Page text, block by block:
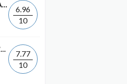
Éstiam Parcours Niveau 7 SAP ERP...
6.96
10
Éstiam Parcours Niveau 7 Web &...
7.77
10